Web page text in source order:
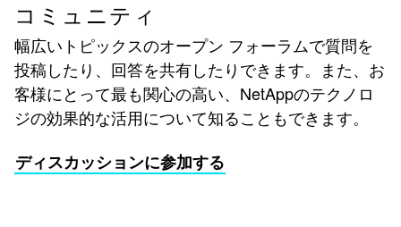
コミュニティ
幅広いトピックスのオープン フォーラムで質問を
投稿したり、回答を共有したりできます。また、お
客様にとって最も関心の高い、NetAppのテクノロ
ジの効果的な活用について知ることもできます。
ディスカッションに参加する